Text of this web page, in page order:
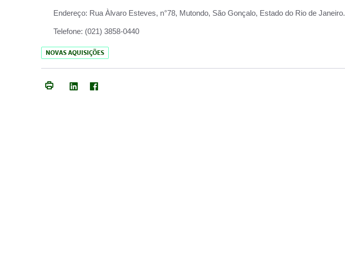
Endereço: Rua Àlvaro Esteves, n°78, Mutondo, São Gonçalo, Estado do Rio de Janeiro.
Telefone: (021) 3858-0440
NOVAS AQUISIÇÕES